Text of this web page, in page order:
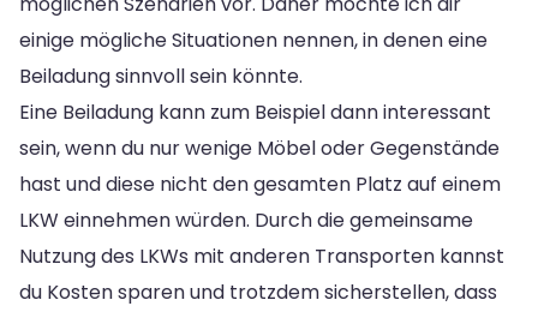
einige mögliche Situationen nennen, in denen eine
Beiladung sinnvoll sein könnte.
Eine Beiladung kann zum Beispiel dann interessant
sein, wenn du nur wenige Möbel oder Gegenstände
hast und diese nicht den gesamten Platz auf einem
LKW einnehmen würden. Durch die gemeinsame
Nutzung des LKWs mit anderen Transporten kannst
du Kosten sparen und trotzdem sicherstellen, dass